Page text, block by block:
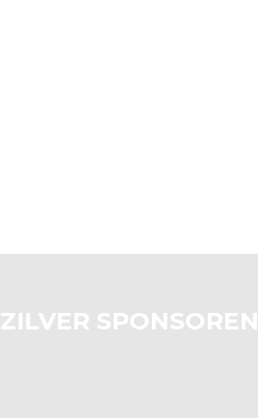
ZILVER SPONSOREN